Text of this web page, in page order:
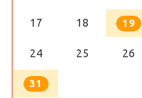
17 18 19
24 25 26
31